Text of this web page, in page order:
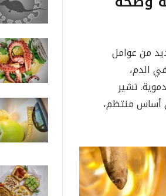
من عوامل
الدم،
تشير
على أحماض أوميغا 3 الدهنية على أساس منتظم،